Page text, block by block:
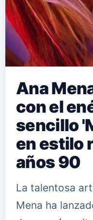
Ana
con el
sencillo
en estilo
años 90
La talentosa
Mena ha